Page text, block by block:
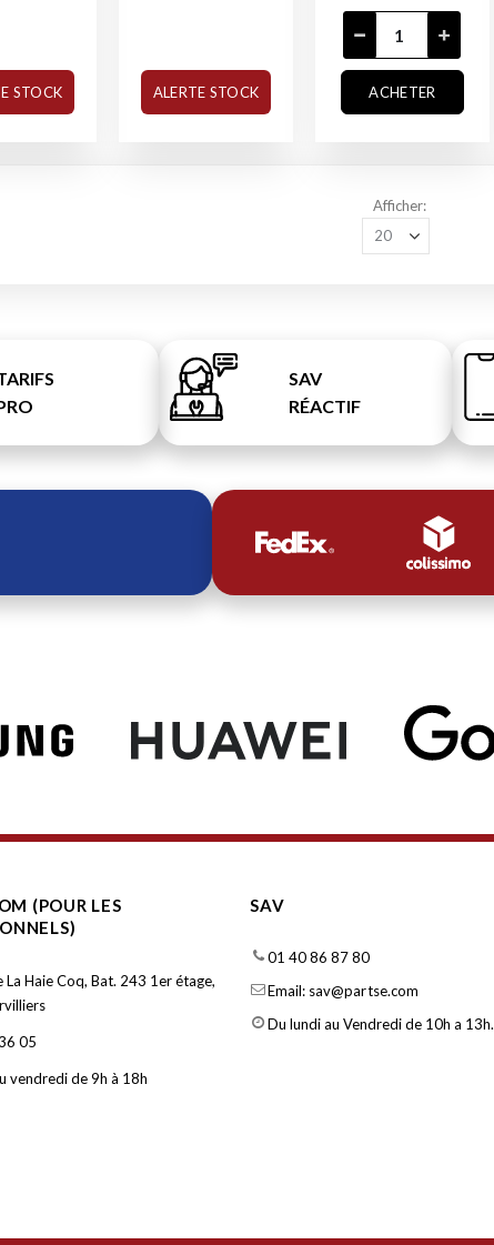
STOCK ALERTE STOCK ACHETER
Afficher
SAV
RÉACTIF
(POUR LES
La Haie Coq, Bat. 243 1er étage,
05
vendredi de 9h à 18h
SAV
01 40 86 87 80
Email: sav@partse.com
Du lundi au Vendredi de 10h a 13h.